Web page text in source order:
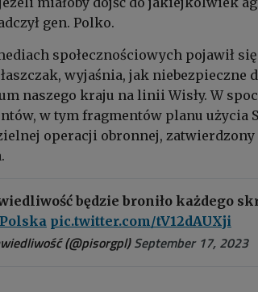
gen. Polko.
społecznościowych pojawił
wyjaśnia, jak niebezpieczne
naszego kraju na linii Wisły. W
w tym fragmentów planu użycia
operacji obronnej, zatwierdzony
będzie broniło każdego
pic.twitter.com/tV12dAUXji
(@pisorgpl)September 17, 2023